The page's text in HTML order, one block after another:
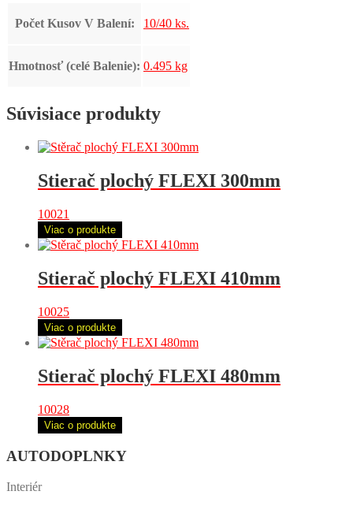
Počet Kusov V Balení: 10/40 ks.
Hmotnosť (celé Balenie): 0.495 kg
Súvisiace produkty
Stierač plochý FLEXI 300mm
10021
Viac o produkte
Stierač plochý FLEXI 410mm
10025
Viac o produkte
Stierač plochý FLEXI 480mm
10028
Viac o produkte
AUTODOPLNKY
Interiér